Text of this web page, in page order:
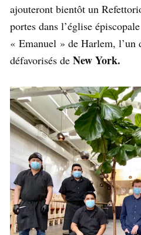
ajouteront bientôt un
portes dans l’église
« Emanuel » de Harlem, l’un
défavorisés de New York.